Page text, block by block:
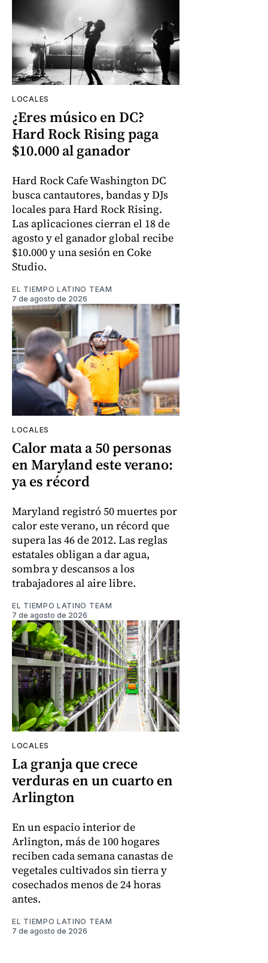
LOCALES
¿Eres músico en DC?
Hard Rock Rising paga
$10.000 al ganador
Hard Rock Cafe Washington DC
busca cantautores, bandas y DJs
locales para Hard Rock Rising.
Las aplicaciones cierran el 18 de
agosto y el ganador global recibe
$10.000 y una sesión en Coke
Studio.
EL TIEMPO LATINO TEAM
7 de agosto de 2026
LOCALES
Calor mata a 50 personas
en Maryland este verano:
ya es récord
Maryland registró 50 muertes por
calor este verano, un récord que
supera las 46 de 2012. Las reglas
estatales obligan a dar agua,
sombra y descansos a los
trabajadores al aire libre.
EL TIEMPO LATINO TEAM
7 de agosto de 2026
LOCALES
La granja que crece
verduras en un cuarto en
Arlington
En un espacio interior de
Arlington, más de 100 hogares
reciben cada semana canastas de
vegetales cultivados sin tierra y
cosechados menos de 24 horas
antes.
EL TIEMPO LATINO TEAM
7 de agosto de 2026